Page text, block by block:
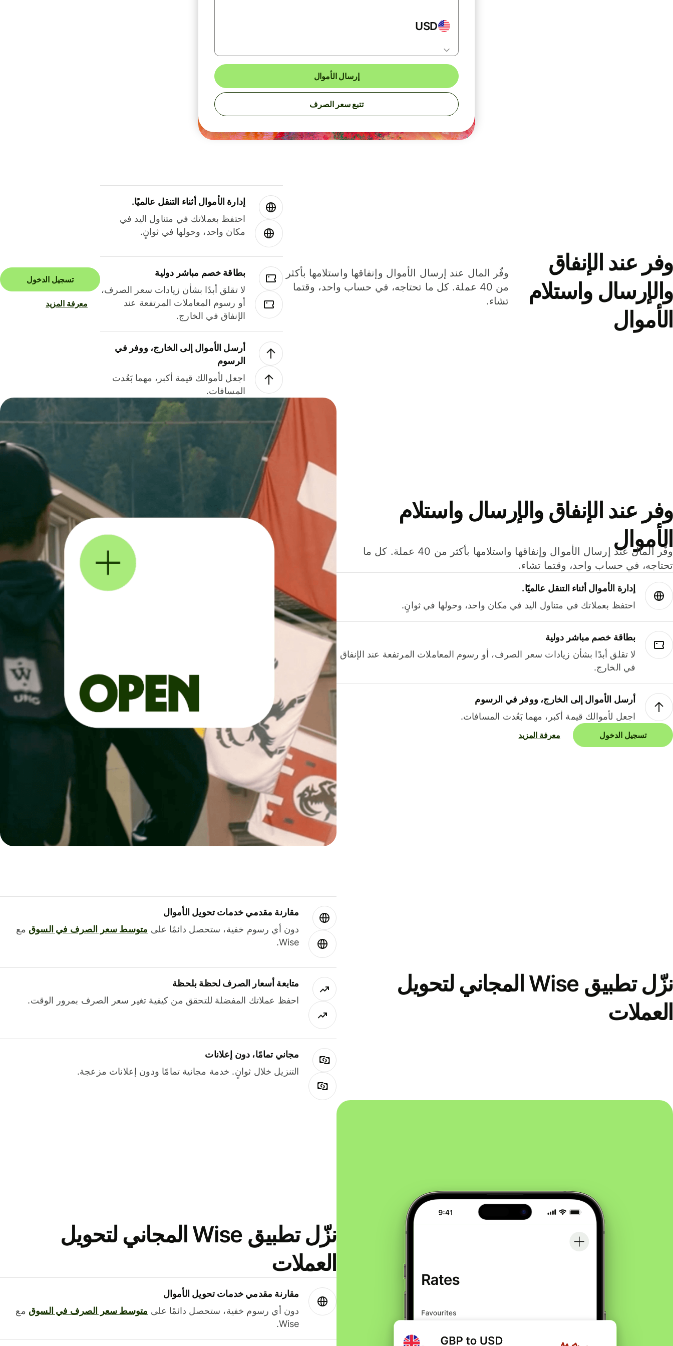
USD
إرسال الأموال
تتبع سعر الصرف
وفر عند الإنفاق
والإرسال واستلام
الأموال
وفّر المال عند إرسال الأموال وإنفاقها واستلامها بأكثر
من 40 عملة. كل ما تحتاجه، في حساب واحد، وقتما
تشاء.
إدارة الأموال أثناء التنقل عالميًا.
احتفظ بعملاتك في متناول اليد في
مكان واحد، وحولها في ثوانٍ.
بطاقة خصم مباشر دولية
لا تقلق أبدًا بشأن زيادات سعر الصرف،
أو رسوم المعاملات المرتفعة عند
الإنفاق في الخارج.
أرسل الأموال إلى الخارج، ووفر في
الرسوم
اجعل لأموالك قيمة أكبر، مهما بَعُدت
المسافات.
تسجيل الدخول
معرفة المزيد
وفر عند الإنفاق والإرسال واستلام
الأموال
وفّر المال عند إرسال الأموال وإنفاقها واستلامها بأكثر من 40 عملة. كل ما
تحتاجه، في حساب واحد، وقتما تشاء.
إدارة الأموال أثناء التنقل عالميًا.
احتفظ بعملاتك في متناول اليد في مكان واحد، وحولها في ثوانٍ.
بطاقة خصم مباشر دولية
لا تقلق أبدًا بشأن زيادات سعر الصرف، أو رسوم المعاملات المرتفعة عند الإنفاق
في الخارج.
أرسل الأموال إلى الخارج، ووفر في الرسوم
اجعل لأموالك قيمة أكبر، مهما بَعُدت المسافات.
تسجيل الدخول معرفة المزيد
نزّل تطبيق Wise المجاني لتحويل
العملات
مقارنة مقدمي خدمات تحويل الأموال
دون أي رسوم خفية، ستحصل دائمًا على متوسط ​​سعر الصرف في السوق مع
Wise.
متابعة أسعار الصرف لحظة بلحظة
احفظ عملاتك المفضلة للتحقق من كيفية تغير سعر الصرف بمرور الوقت.
مجاني تمامًا، دون إعلانات
التنزيل خلال ثوانٍ. خدمة مجانية تمامًا ودون إعلانات مزعجة.
نزّل تطبيق Wise المجاني لتحويل
العملات
مقارنة مقدمي خدمات تحويل الأموال
دون أي رسوم خفية، ستحصل دائمًا على متوسط ​​سعر الصرف في السوق مع
Wise.